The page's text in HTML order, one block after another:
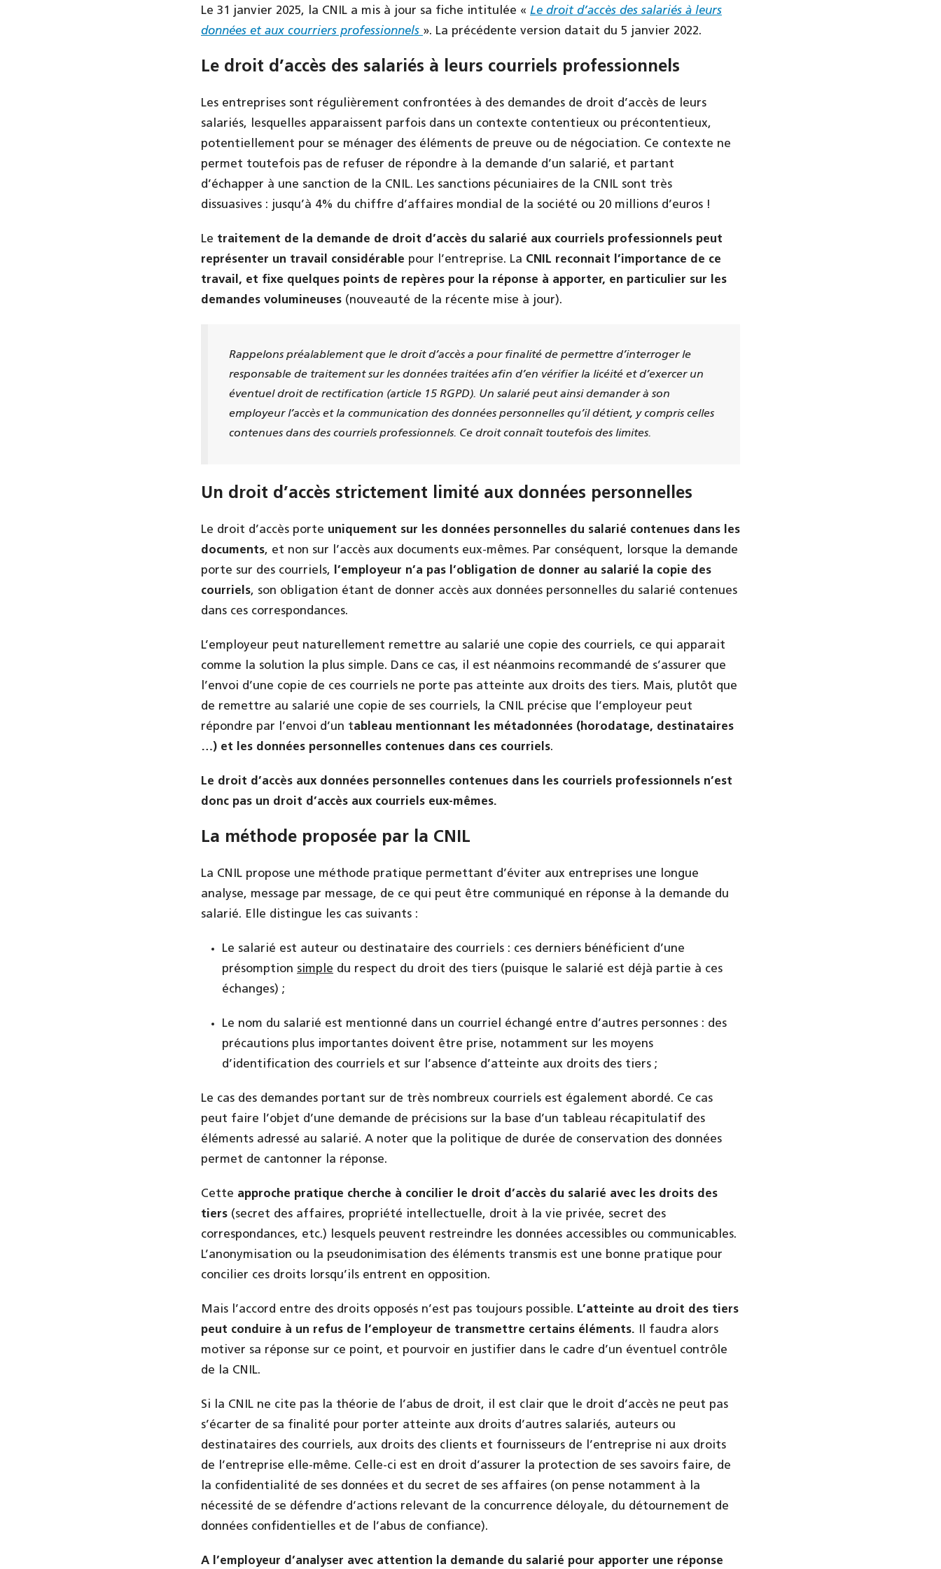
Le 31 janvier 2025, la CNIL a mis à jour sa fiche intitulée « Le droit d’accès des salariés à leurs
données et aux courriers professionnels ». La précédente version datait du 5 janvier 2022.
Le droit d’accès des salariés à leurs courriels professionnels
Les entreprises sont régulièrement confrontées à des demandes de droit d’accès de leurs
salariés, lesquelles apparaissent parfois dans un contexte contentieux ou précontentieux,
potentiellement pour se ménager des éléments de preuve ou de négociation. Ce contexte ne
permet toutefois pas de refuser de répondre à la demande d’un salarié, et partant
d’échapper à une sanction de la CNIL. Les sanctions pécuniaires de la CNIL sont très
dissuasives : jusqu’à 4% du chiffre d’affaires mondial de la société ou 20 millions d’euros !
Le traitement de la demande de droit d’accès du salarié aux courriels professionnels peut
représenter un travail considérable pour l’entreprise. La CNIL reconnait l’importance de ce
travail, et fixe quelques points de repères pour la réponse à apporter, en particulier sur les
demandes volumineuses (nouveauté de la récente mise à jour).
Rappelons préalablement que le droit d’accès a pour finalité de permettre d’interroger le
responsable de traitement sur les données traitées afin d’en vérifier la licéité et d’exercer un
éventuel droit de rectification (article 15 RGPD). Un salarié peut ainsi demander à son
employeur l’accès et la communication des données personnelles qu’il détient, y compris celles
contenues dans des courriels professionnels. Ce droit connaît toutefois des limites.
Un droit d’accès strictement limité aux données personnelles
Le droit d’accès porte uniquement sur les données personnelles du salarié contenues dans les
documents, et non sur l’accès aux documents eux-mêmes. Par conséquent, lorsque la demande
porte sur des courriels, l’employeur n’a pas l’obligation de donner au salarié la copie des
courriels, son obligation étant de donner accès aux données personnelles du salarié contenues
dans ces correspondances.
L’employeur peut naturellement remettre au salarié une copie des courriels, ce qui apparait
comme la solution la plus simple. Dans ce cas, il est néanmoins recommandé de s’assurer que
l’envoi d’une copie de ces courriels ne porte pas atteinte aux droits des tiers. Mais, plutôt que
de remettre au salarié une copie de ses courriels, la CNIL précise que l’employeur peut
répondre par l’envoi d’un tableau mentionnant les métadonnées (horodatage, destinataires
…) et les données personnelles contenues dans ces courriels.
Le droit d’accès aux données personnelles contenues dans les courriels professionnels n’est
donc pas un droit d’accès aux courriels eux-mêmes.
La méthode proposée par la CNIL
La CNIL propose une méthode pratique permettant d’éviter aux entreprises une longue
analyse, message par message, de ce qui peut être communiqué en réponse à la demande du
salarié. Elle distingue les cas suivants :
Le salarié est auteur ou destinataire des courriels : ces derniers bénéficient d’une
présomption simple du respect du droit des tiers (puisque le salarié est déjà partie à ces
échanges) ;
Le nom du salarié est mentionné dans un courriel échangé entre d’autres personnes : des
précautions plus importantes doivent être prise, notamment sur les moyens
d’identification des courriels et sur l’absence d’atteinte aux droits des tiers ;
Le cas des demandes portant sur de très nombreux courriels est également abordé. Ce cas
peut faire l’objet d’une demande de précisions sur la base d’un tableau récapitulatif des
éléments adressé au salarié. A noter que la politique de durée de conservation des données
permet de cantonner la réponse.
Cette approche pratique cherche à concilier le droit d’accès du salarié avec les droits des
tiers (secret des affaires, propriété intellectuelle, droit à la vie privée, secret des
correspondances, etc.) lesquels peuvent restreindre les données accessibles ou communicables.
L’anonymisation ou la pseudonimisation des éléments transmis est une bonne pratique pour
concilier ces droits lorsqu’ils entrent en opposition.
Mais l’accord entre des droits opposés n’est pas toujours possible. L’atteinte au droit des tiers
peut conduire à un refus de l’employeur de transmettre certains éléments. Il faudra alors
motiver sa réponse sur ce point, et pourvoir en justifier dans le cadre d’un éventuel contrôle
de la CNIL.
Si la CNIL ne cite pas la théorie de l’abus de droit, il est clair que le droit d’accès ne peut pas
s’écarter de sa finalité pour porter atteinte aux droits d’autres salariés, auteurs ou
destinataires des courriels, aux droits des clients et fournisseurs de l’entreprise ni aux droits
de l’entreprise elle-même. Celle-ci est en droit d’assurer la protection de ses savoirs faire, de
la confidentialité de ses données et du secret de ses affaires (on pense notamment à la
nécessité de se défendre d’actions relevant de la concurrence déloyale, du détournement de
données confidentielles et de l’abus de confiance).
A l’employeur d’analyser avec attention la demande du salarié pour apporter une réponse